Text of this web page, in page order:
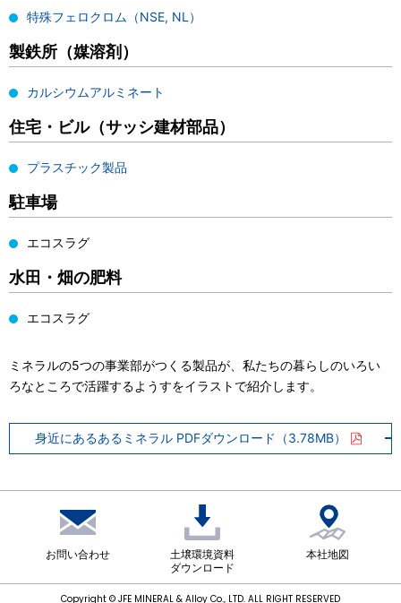
特殊フェロクロム（NSE, NL）
製鉄所（媒溶剤）
カルシウムアルミネート
住宅・ビル（サッシ建材部品）
プラスチック製品
駐車場
エコスラグ
水田・畑の肥料
エコスラグ
ミネラルの5つの事業部がつくる製品が、私たちの暮らしのいろい
ろなところで活躍するようすをイラストで紹介します。
身近にあるあるミネラル PDFダウンロード（3.78MB）
お問い合わせ
土壌環境資料
ダウンロード
本社地図
Copyright © JFE MINERAL & Alloy Co., LTD. ALL RIGHT RESERVED